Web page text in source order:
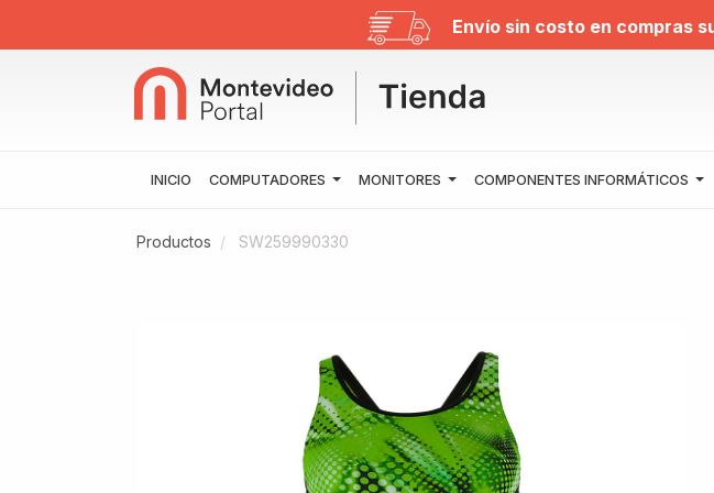
Envío sin costo en compras
INICIO COMPUTADORES MONITORES COMPONENTES INFORMÁTICOS
Productos SW259990330